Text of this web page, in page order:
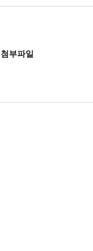
첨부파일